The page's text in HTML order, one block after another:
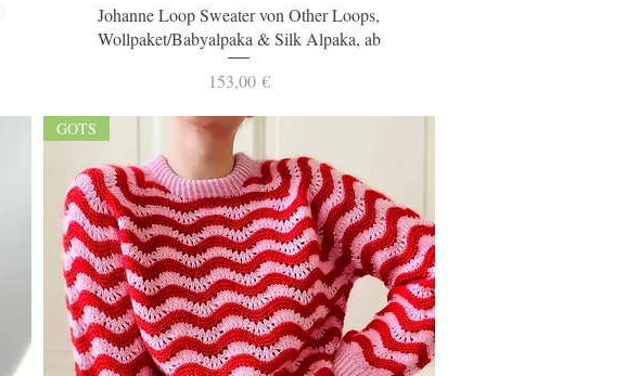
Schnellansicht
Johanne Loop Sweater von Other Loops,
Wollpaket/Babyalpaka & Silk Alpaka, ab
Preis
153,00 €
GOTS